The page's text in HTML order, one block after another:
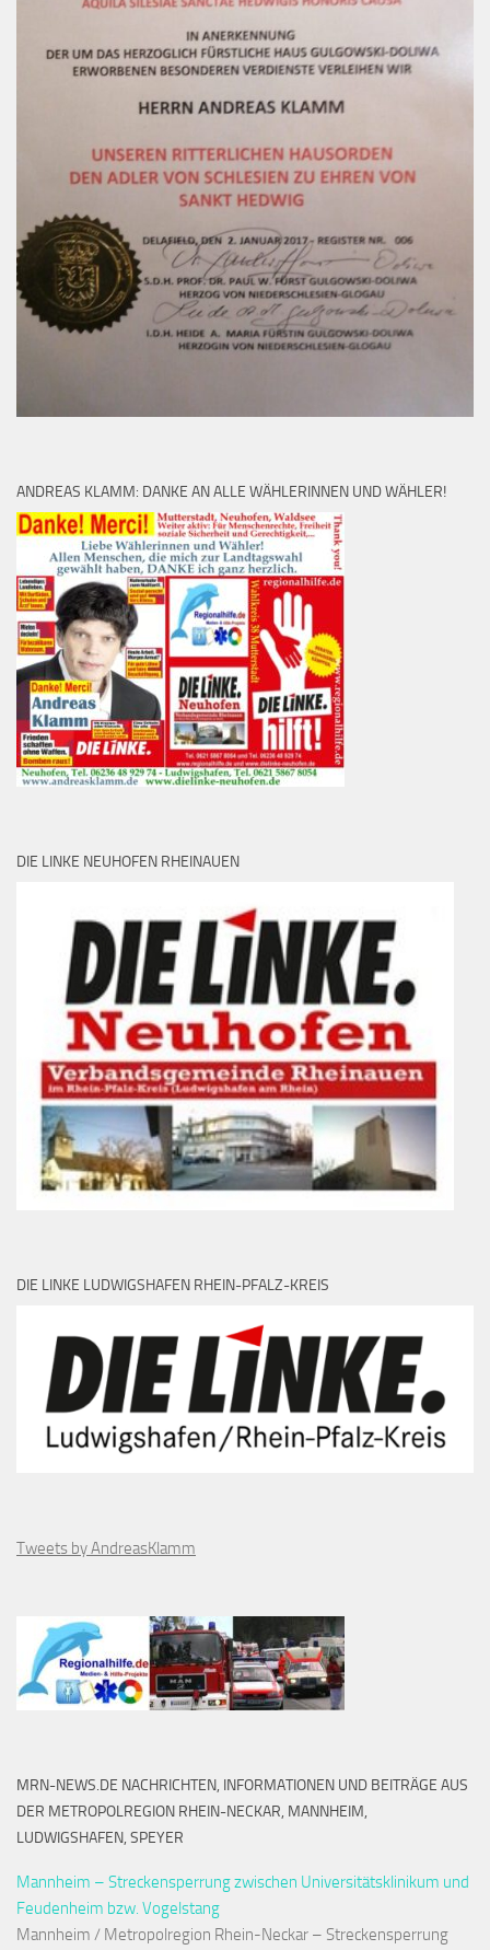
ANDREAS KLAMM: DANKE AN ALLE WÄHLERINNEN UND WÄHLER!
DIE LINKE NEUHOFEN RHEINAUEN
DIE LINKE LUDWIGSHAFEN RHEIN-PFALZ-KREIS
Tweets by AndreasKlamm
MRN-NEWS.DE NACHRICHTEN, INFORMATIONEN UND BEITRÄGE AUS
DER METROPOLREGION RHEIN-NECKAR, MANNHEIM,
LUDWIGSHAFEN, SPEYER
Mannheim – Streckensperrung zwischen Universitätsklinikum und
Feudenheim bzw. Vogelstang
Mannheim / Metropolregion Rhein-Neckar – Streckensperrung